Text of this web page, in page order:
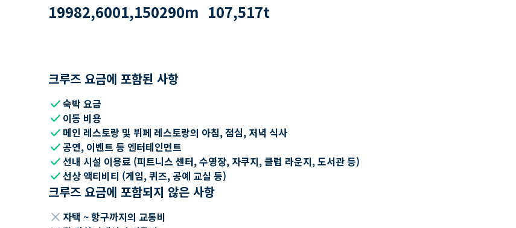
19982,6001,150290m 107,517t
크루즈 요금에 포함된 사항
check숙박 요금
check 이동 비용
check 메인 레스토랑 및 뷔페 레스토랑의 아침, 점심, 저녁 식사
check 공연, 이벤트 등 엔터테인먼트
check선내 시설 이용료 (피트니스 센터, 수영장, 자쿠지, 클럽 라운지, 도서관 등)
check선상 액티비티 (게임, 퀴즈, 공예 교실 등)
크루즈 요금에 포함되지 않은 사항
close 자택 ~ 항구까지의 교통비